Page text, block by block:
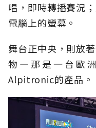
唱，即時轉播賽況
電腦上的螢幕。
舞台正中央，則放
物—那是一台歐
Alpitronic的產品。